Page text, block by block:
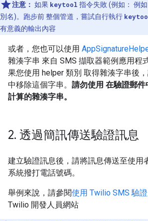
注意： 如果 keytool 指令失敗 (例如： 例
別名)。跑步前 整個管道，嘗試自行執行
有意義的輸出內容
或者，您也可以使用
雜湊字串 來自 SMS 擷取器範例應用程
果您使用 helper 類別 取得雜湊字串後
中移除這個字串。 請勿使用 在驗證郵
計算的雜湊字串。
2. 透過簡訊傳送驗證訊息
建立驗證訊息後，請將訊息傳送至使用
系統撥打電話號碼。
舉例來說，請參閱使用 Twilio SMS 驗
Twilio 開發人員網站